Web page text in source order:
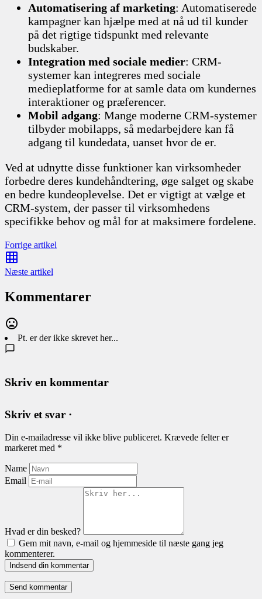
Automatisering af marketing: Automatiserede
kampagner kan hjælpe med at nå ud til kunder
på det rigtige tidspunkt med relevante
budskaber.
Integration med sociale medier: CRM-
systemer kan integreres med sociale
medieplatforme for at samle data om kundernes
interaktioner og præferencer.
Mobil adgang: Mange moderne CRM-systemer
tilbyder mobilapps, så medarbejdere kan få
adgang til kundedata, uanset hvor de er.
Ved at udnytte disse funktioner kan virksomheder
forbedre deres kundehåndtering, øge salget og skabe
en bedre kundeoplevelse. Det er vigtigt at vælge et
CRM-system, der passer til virksomhedens
specifikke behov og mål for at maksimere fordelene.
Forrige artikel
Næste artikel
Kommentarer
Pt. er der ikke skrevet her...
Skriv en kommentar
Skriv et svar ·
Din e-mailadresse vil ikke blive publiceret. Krævede felter er
markeret med *
Name
Email
Hvad er din besked?
Gem mit navn, e-mail og hjemmeside til næste gang jeg
kommenterer.
Indsend din kommentar